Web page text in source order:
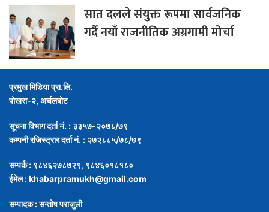
सातदलले संयुक्त रूपमा सार्वजनिक
गर्दै नयाँ राजनीतिक अग्रगामी मोर्चा
प्रमुख मिडिया प्रा.लि.
पोखरा-२, अर्चलबोट
सूचना विभाग दर्ता नं. : ३३५७-२०७८/७९
कम्पनी रजिस्ट्रार दर्ता नं. : २७२८८५/७८/७९
सम्पर्क : ९८४६२७८७२९, ९८४६०१८१८०
ईमेल :khabarpramukh@gmail.com
सम्पादक : सन्तोष पराजुली